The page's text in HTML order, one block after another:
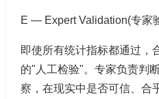
E — Expert Validation(专家
即使所有统计指标都通过，
的"人工检验"。专家负责判
察，在现实中是否可信、合